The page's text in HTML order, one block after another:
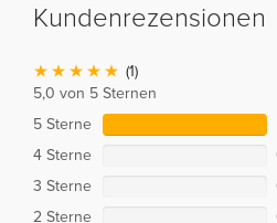
Kundenrezensionen
(1)
5,0 von 5 Sternen
5 Sterne
4 Sterne
3 Sterne
2 Sterne